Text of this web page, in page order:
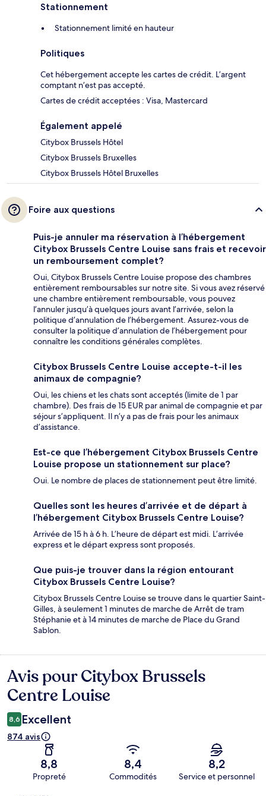
Stationnement
Stationnement limité en hauteur
Politiques
Cet hébergement accepte les cartes de crédit. L’argent
comptant n’est pas accepté.
Cartes de crédit acceptées : Visa, Mastercard
Également appelé
Citybox Brussels Hôtel
Citybox Brussels Bruxelles
Citybox Brussels Hôtel Bruxelles
Foire aux questions
Puis-je annuler ma réservation à l’hébergement
Citybox Brussels Centre Louise sans frais et recevoir
un remboursement complet?
Oui, Citybox Brussels Centre Louise propose des chambres
entièrement remboursables sur notre site. Si vous avez réservé
une chambre entièrement remboursable, vous pouvez
l’annuler jusqu’à quelques jours avant l’arrivée, selon la
politique d’annulation de l’hébergement. Assurez-vous de
consulter la politique d’annulation de l’hébergement pour
connaître les conditions générales complètes.
Citybox Brussels Centre Louise accepte-t-il les
animaux de compagnie?
Oui, les chiens et les chats sont acceptés (limite de 1 par
chambre). Des frais de 15 EUR par animal de compagnie et par
séjour s’appliquent. Il n’y a pas de frais pour les animaux
d’assistance.
Est-ce que l’hébergement Citybox Brussels Centre
Louise propose un stationnement sur place?
Oui. Le nombre de places de stationnement peut être limité.
Quelles sont les heures d’arrivée et de départ à
l’hébergement Citybox Brussels Centre Louise?
Arrivée de 15 h à 6 h. L’heure de départ est midi. L’arrivée
express et le départ express sont proposés.
Que puis-je trouver dans la région entourant
Citybox Brussels Centre Louise?
Citybox Brussels Centre Louise se trouve dans le quartier Saint-
Gilles, à seulement 1 minutes de marche de Arrêt de tram
Stéphanie et à 14 minutes de marche de Place du Grand
Sablon.
Avis
Avis pour Citybox Brussels
Centre Louise
8,6 Excellent
874 avis
8,8
Propreté
8,4
Commodités
8,2
Service et personnel